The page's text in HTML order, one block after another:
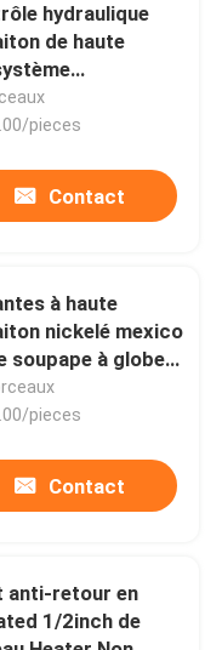
laiton
hydraulique
de haute
en eau
pieces
Contact
à haute
nickelé mexico
soupape à globe
pieces
Contact
anti-retour en
1/2inch de